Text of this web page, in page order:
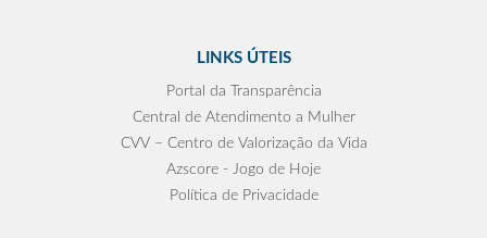
LINKS ÚTEIS
Portal da Transparência
Central de Atendimento a Mulher
CVV – Centro de Valorização da Vida
Azscore - Jogo de Hoje
Política de Privacidade